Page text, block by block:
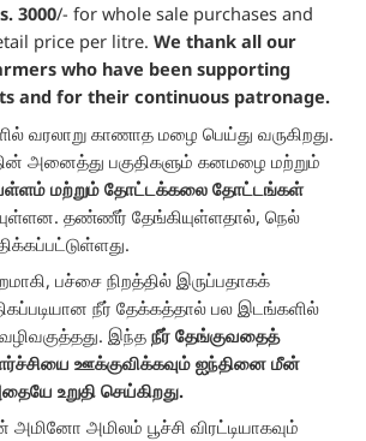
3000/- for whole sale purchases and
price per litre. We thank all our
who have been supporting
and for their continuous patronage.
வரலாறு காணாத மழை பெய்து வருகிறது.
அனைத்து பகுதிகளும் கனமழை மற்றும்
மற்றும் தோட்டக்கலை தோட்டங்கள்
தண்ணீர் தேங்கியுள்ளதால், நெல்
பச்சை நிறத்தில் இருப்பதாகக்
நீர் தேக்கத்தால் பல இடங்களில்
இந்த நீர் தேங்குவதைத்
ஊக்குவிக்கவும் ஐந்தினை மீன்
உறுதி செய்கிறது.
அமிலம் பூச்சி விரட்டியாகவும்